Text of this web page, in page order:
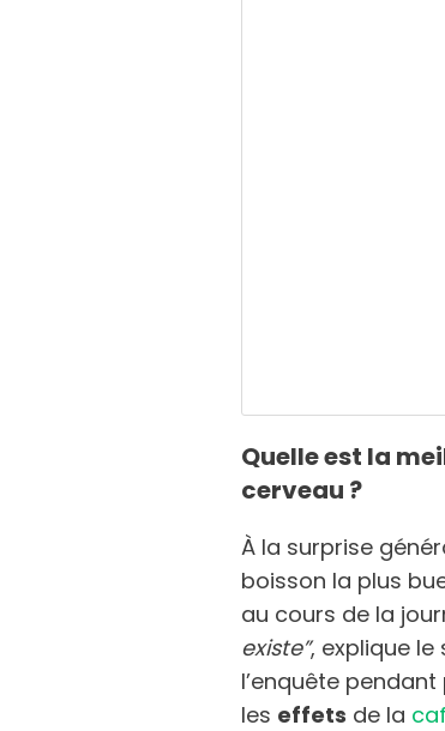
Quelle est la
cerveau ?
À la surprise
boisson la plus
au cours de la
existe”, explique
l’enquête
les effets de la